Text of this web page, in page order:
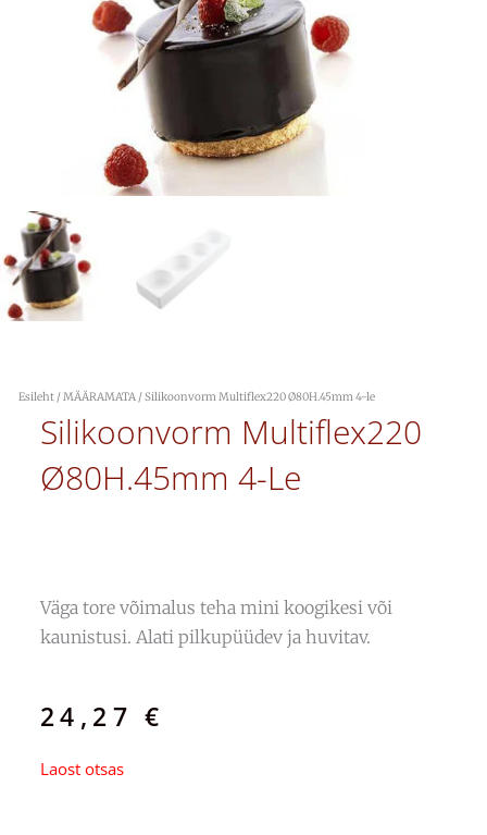
Esileht /MÄÄRAMATA / Silikoonvorm Multiflex220 Ø80H.45mm 4-le
Silikoonvorm Multiflex220
Ø80H.45mm 4-Le
Väga tore võimalus teha mini koogikesi või
kaunistusi. Alati pilkupüüdev ja huvitav.
24,27€
Laost otsas